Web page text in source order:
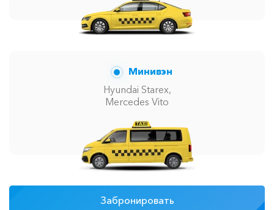
Минивэн
Hyundai Starex,
Mercedes Vito
Забронировать